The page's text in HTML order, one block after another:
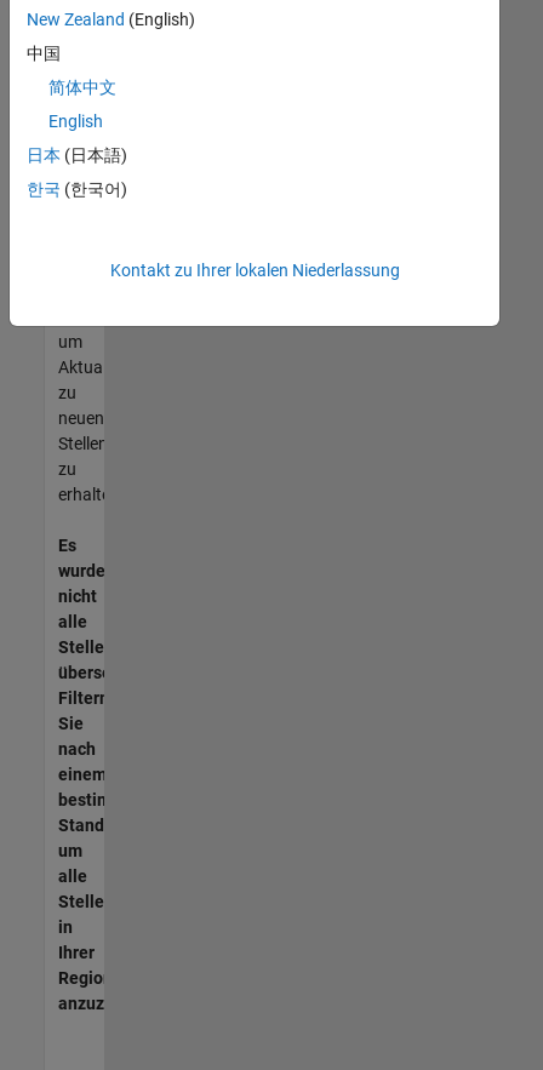
Stellen
können,
die
Ihren
entsprechen,
werden
unseres
um
Aktualisierungen
zu
neuen
Stellenangeboten
zu
erhalten.
Es
wurden
nicht
alle
Stellen
übersetzt.
Filtern
Sie
nach
einem
bestimmten
Standort,
um
alle
Stellenangebote
in
Ihrer
Region
anzuzeigen.
New Zealand (English)
中国
简体中文
English
日本 (日本語)
한국 (한국어)
Kontakt zu Ihrer lokalen Niederlassung